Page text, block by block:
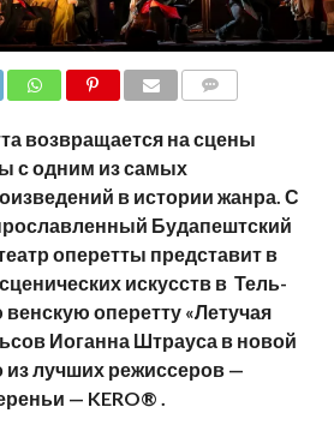
возвращается на сцены
с одним из самых
в истории жанра. С
Будапештский
оперетты представит в
искусств в Тель-
оперетту «Летучая
Иоганна Штрауса в новой
из лучших режиссеров —
— KERO® .